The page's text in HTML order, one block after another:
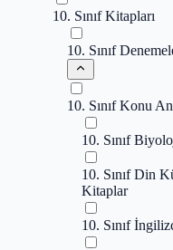
10. Sınıf Kitapları
10. Sınıf
10. Sınıf Konu
10. Sınıf
10. Sınıf Din
Kitaplar
10. Sınıf